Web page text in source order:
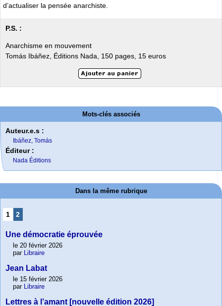
d’actualiser la pensée anarchiste.
P.S. :
Anarchisme en mouvement
Tomás Ibáñez, Éditions Nada, 150 pages, 15 euros
Mots-clés associés
Auteur.e.s :
Ibáñez, Tomás
Éditeur :
Nada Éditions
Dans la même rubrique
1 2
Une démocratie éprouvée
le 20 février 2026
par Libraire
Jean Labat
le 15 février 2026
par Libraire
Lettres à l’amant [nouvelle édition 2026]